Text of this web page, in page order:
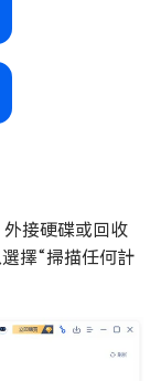
接硬碟或回收
擇“掃描任何計